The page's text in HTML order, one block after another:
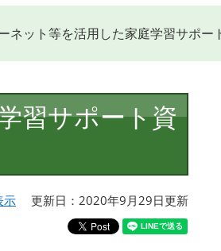
ネット等を活用した家庭学習サポー
習サポート資
示 更新日：2020年9月29日更新